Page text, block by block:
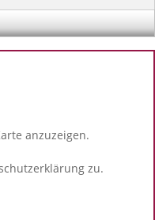
anzuzeigen.
zu.